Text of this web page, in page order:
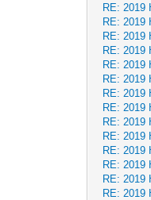
RE:
RE:
RE:
RE:
RE:
RE:
RE:
RE:
RE:
RE:
RE:
RE:
RE:
RE: